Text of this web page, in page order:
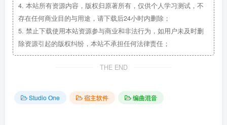
4. 本站所有资源内容，版权归原著所有，仅供个人学习测试，不
存在任何商业目的与用途，请下载后24小时内删除；
5. 禁止下载使用本站资源参与商业和非法行为，如用户未及时删
除资源引起的版权纠纷，本站不承担任何法律责任；
THE END
Studio One 宿主软件 编曲混音